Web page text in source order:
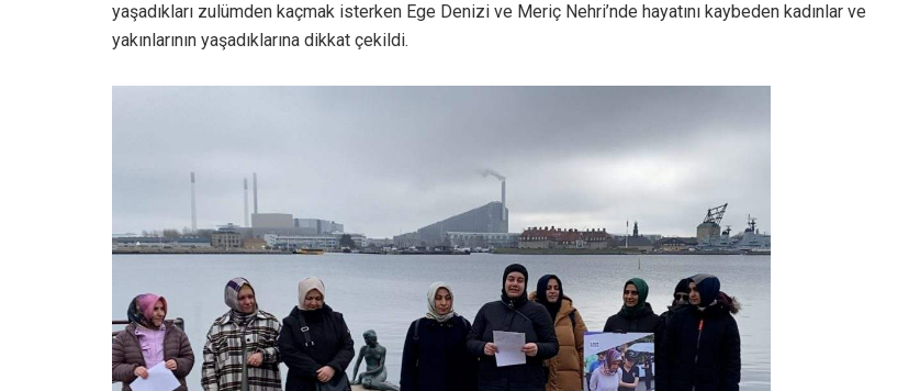
yaşadıkları zulümden kaçmak isterken Ege Denizi ve Meriç Nehri’nde hayatını kaybeden kadınlar ve
yakınlarının yaşadıklarına dikkat çekildi.